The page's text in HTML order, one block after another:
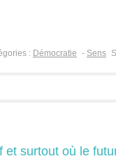
: Démocratie - Sens
surtout où le